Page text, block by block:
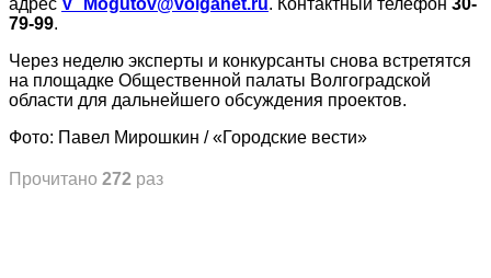
адрес V_Mogutov@volganet.ru. Контактный телефон 30-
79-99.
Через неделю эксперты и конкурсанты снова встретятся
на площадке Общественной палаты Волгоградской
области для дальнейшего обсуждения проектов.
Фото: Павел Мирошкин / «Городские вести»
Прочитано 272 раз